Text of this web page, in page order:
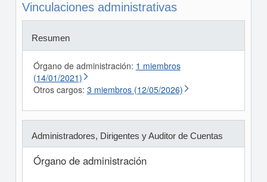
Vinculaciones administrativas
Resumen
Órgano de administración: 1 miembros
(14/01/2021)
Otros cargos: 3 miembros (12/05/2026)
Administradores, Dirigentes y Auditor de Cuentas
Órgano de administración